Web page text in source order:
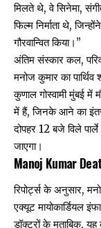
मिलते थे, वे सिनेमा,
फिल्म निर्माता थे,
गौरवान्वित किया।”
अंतिम संस्कार कल,
मनोज कुमार का
कुणाल गोस्वामी मुंबई
में हैं, जिनके आने का
दोपहर 12 बजे विले
जाएगा।
Manoj Kumar
रिपोर्ट्स के अनुसार,
एक्यूट मायोकार्डियल
डॉक्टरों के मुताबिक,